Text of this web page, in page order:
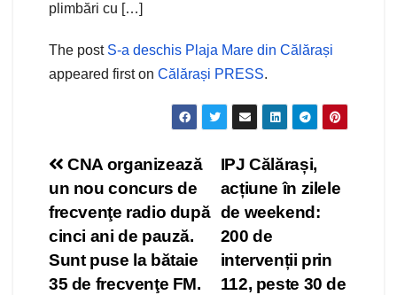
plimbări cu […]
The post S-a deschis Plaja Mare din Călărași
appeared first on Călărași PRESS.
Navigare
în
articole
IPJ Călărași,
acțiune în zilele
de weekend:
200 de
intervenții prin
112, peste 30 de
CNA organizează
un nou concurs de
frecvenţe radio după
cinci ani de pauză.
Sunt puse la bătaie
35 de frecvenţe FM.